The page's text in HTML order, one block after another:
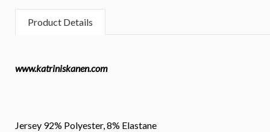
Product Details
www.katriniskanen.com
Jersey 92% Polyester, 8% Elastane